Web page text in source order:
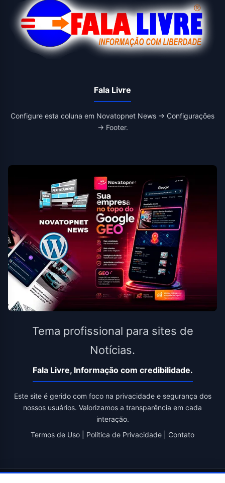
Fala Livre
Configure esta coluna em Novatopnet News → Configurações
→ Footer.
Tema profissional para sites de
Notícias.
Fala Livre, Informação com credibilidade.
Este site é gerido com foco na privacidade e segurança dos
nossos usuários. Valorizamos a transparência em cada
interação.
Termos de Uso
Política de Privacidade Contato